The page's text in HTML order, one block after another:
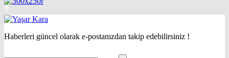
Haberleri güncel olarak e-postanızdan takip edebilirsiniz !